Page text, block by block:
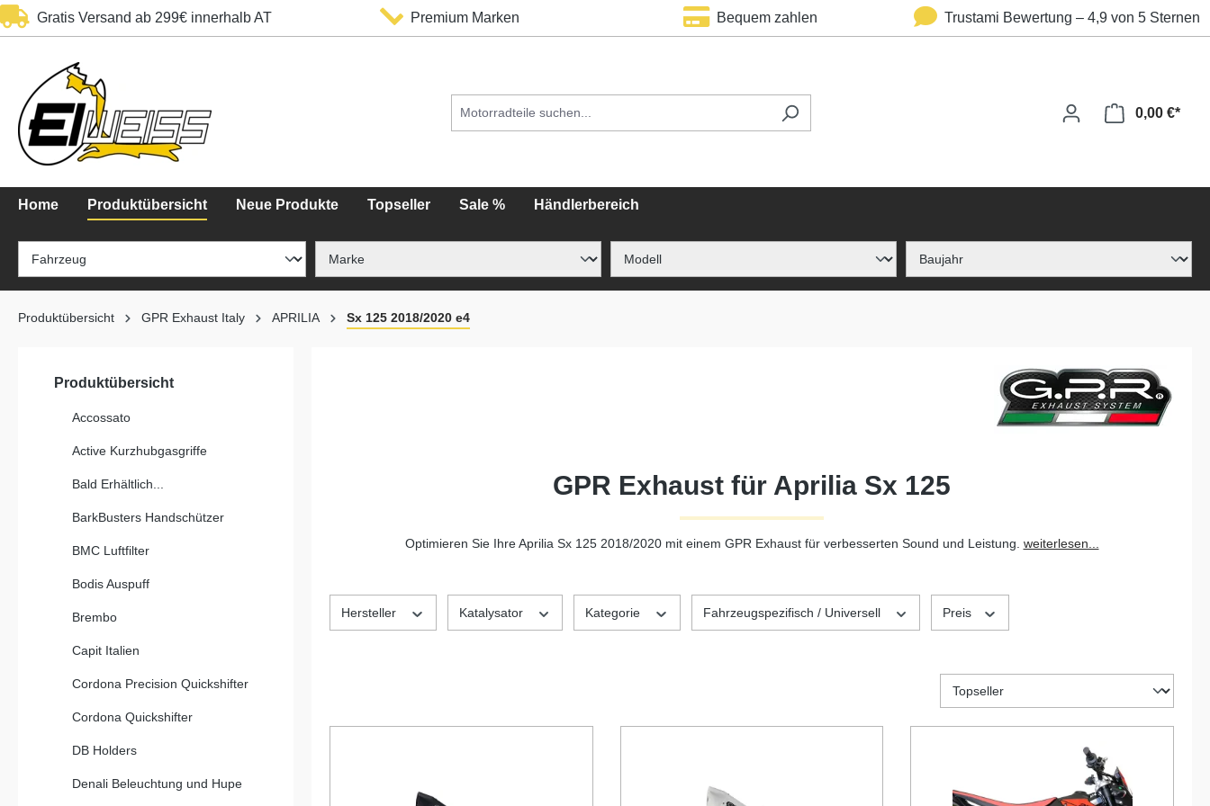
Zur Hauptnavigation springen
Gratis Versand ab 299€ innerhalb AT Premium Marken Bequem zahlen Trustami Bewertung – 4,9 von 5 Sternen
0,00 €*
Home Produktübersicht Neue Produkte Topseller Sale % Händlerbereich
Produktübersicht GPR Exhaust Italy APRILIA Sx 125 2018/2020 e4
Produktübersicht
Accossato
Active Kurzhubgasgriffe
Bald Erhältlich...
BarkBusters Handschützer
BMC Luftfilter
Bodis Auspuff
Brembo
Capit Italien
Cordona Precision Quickshifter
Cordona Quickshifter
DB Holders
Denali Beleuchtung und Hupe
GPR Exhaust für Aprilia Sx 125
Optimieren Sie Ihre Aprilia Sx 125 2018/2020 mit einem GPR Exhaust für verbesserten Sound und Leistung. weiterlesen...
Hersteller Katalysator Kategorie Fahrzeugspezifisch / Universell Preis